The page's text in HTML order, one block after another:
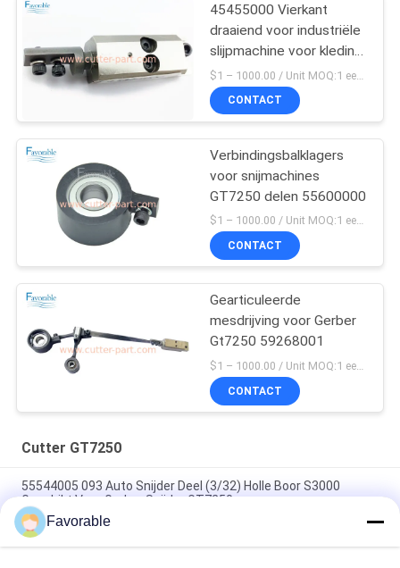
45455000 Vierkant
draaiend voor industriële
slijpmachine voor kleding
GT7250
CONTACT
Verbindingsbalklagers
voor snijmachines
GT7250 delen 55600000
$1 – 1000.00 / Unit MOQ:1 eenheid/eenheden Negociate
CONTACT
Gearticuleerde
mesdrijving voor Gerber
Gt7250 59268001
$1 – 1000.00 / Unit MOQ:1 eenheid/eenheden Negociate
CONTACT
Cutter GT7250
55544005 093 Auto Snijder Deel (3/32) Holle Boor S3000
Geschikt Voor Gerber Snijder GT7250
Blue Gerber Cutter GT7250 Thomson Lager #SSE-M20-0PN-
WW 153500557
Favorable